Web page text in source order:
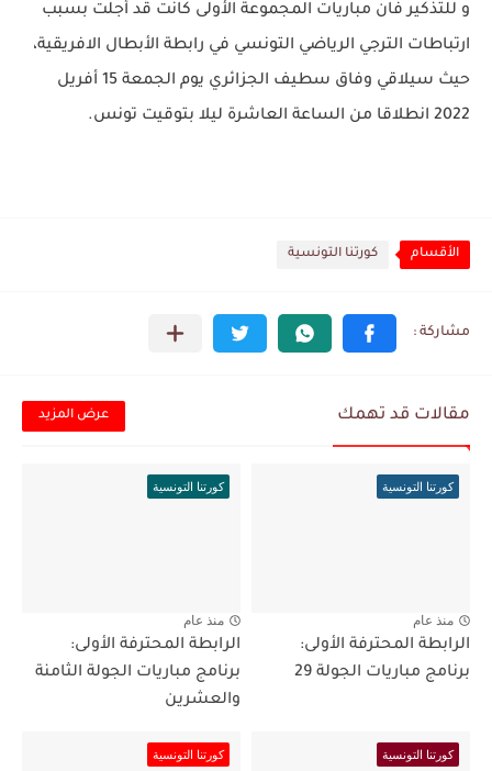
و للتذكير فان مباريات المجموعة الأولى كانت قد أجلت بسبب
ارتباطات الترجي الرياضي التونسي في رابطة الأبطال الافريقية،
حيث سيلاقي وفاق سطيف الجزائري يوم الجمعة 15 أفريل
2022 انطلاقا من الساعة العاشرة ليلا بتوقيت تونس.
الأقسام كورتنا التونسية
مقالات قد تهمك عرض المزيد
كورتنا التونسية
منذ عام
الرابطة المحترفة الأولى:
برنامج مباريات الجولة 29
كورتنا التونسية
منذ عام
الرابطة المحترفة الأولى:
برنامج مباريات الجولة الثامنة
والعشرين
كورتنا التونسية كورتنا التونسية